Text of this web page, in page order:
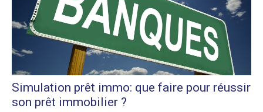
Simulation prêt immo: que faire pour réussir
son prêt immobilier ?